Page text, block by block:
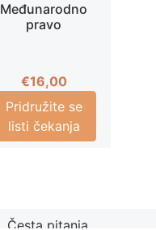
Međunarodno
pravo
€16,00
Pridružite se
listi čekanja
Česta pitanja